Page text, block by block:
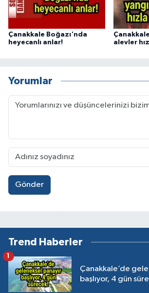
Çanakkale Boğazı'nda
heyecanlı anlar!
alevler
Yorumlar
Gönder
Trend Haberler
Çanakkale’de
başlıyor, 4 gün
1